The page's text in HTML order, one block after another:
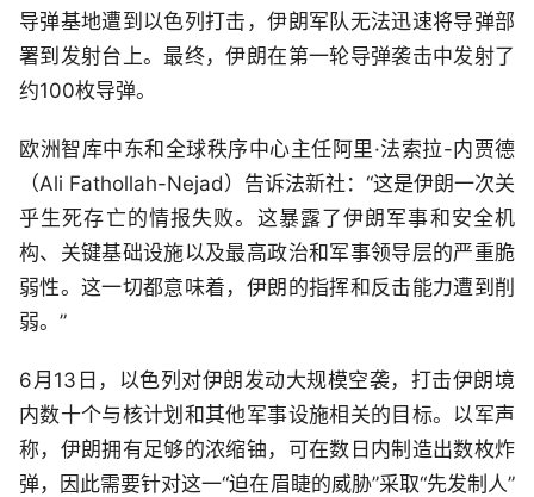
导弹基地遭到以色列打击，伊朗军队无法迅速将导弹部
署到发射台上。最终，伊朗在第一轮导弹袭击中发射了
约100枚导弹。
欧洲智库中东和全球秩序中心主任阿里·法索拉-内贾德
（Ali Fathollah-Nejad）告诉法新社：“这是伊朗一次关
乎生死存亡的情报失败。这暴露了伊朗军事和安全机
构、关键基础设施以及最高政治和军事领导层的严重脆
弱性。这一切都意味着，伊朗的指挥和反击能力遭到削
弱。”
6月13日，以色列对伊朗发动大规模空袭，打击伊朗境
内数十个与核计划和其他军事设施相关的目标。以军声
称，伊朗拥有足够的浓缩铀，可在数日内制造出数枚炸
弹，因此需要针对这一“迫在眉睫的威胁”采取“先发制人”